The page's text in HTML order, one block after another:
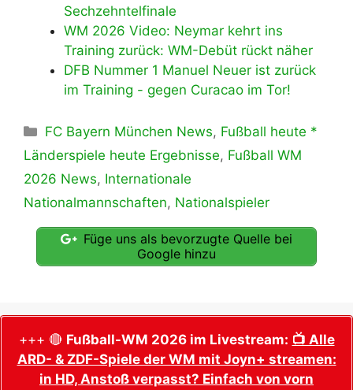
Sechzehntelfinale
WM 2026 Video: Neymar kehrt ins
Training zurück: WM-Debüt rückt näher
DFB Nummer 1 Manuel Neuer ist zurück
im Training - gegen Curacao im Tor!
Kategorien
FC Bayern München News, Fußball heute *
Länderspiele heute Ergebnisse, Fußball WM
2026 News, Internationale
Nationalmannschaften, Nationalspieler
Füge uns als bevorzugte Quelle bei
Google hinzu
+++ 🔴 Fußball-WM 2026 im Livestream: 📺 Alle
ARD- & ZDF-Spiele der WM mit Joyn+ streamen:
in HD, Anstoß verpasst? Einfach von vorn